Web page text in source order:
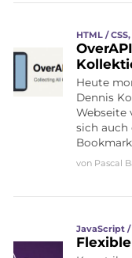
HTML / CSS
Heute
Dennis
Webseite
sich auch
von Pascal
JavaScript /